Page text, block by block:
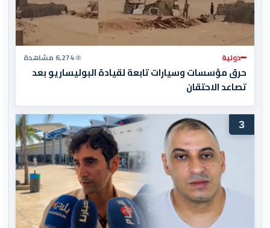
دولية 6,274 مشاهدة
حرق مؤسسات وسيارات تابعة لقيادة البوليساريو بعد
تصاعد الاحتقان
3